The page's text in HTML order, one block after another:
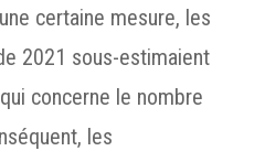
certaine mesure, les
2021 sous-estimaient
concerne le nombre
les